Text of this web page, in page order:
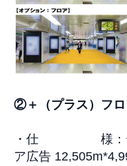
②＋（プラス）フ
・仕 様：デジ
ア広告